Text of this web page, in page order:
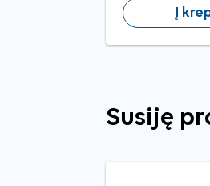
Į
Susiję